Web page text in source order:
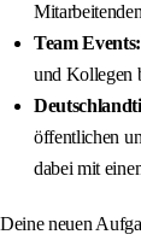
Team Events:
und Kollegen
öffentlichen
dabei mit
Deine neuen